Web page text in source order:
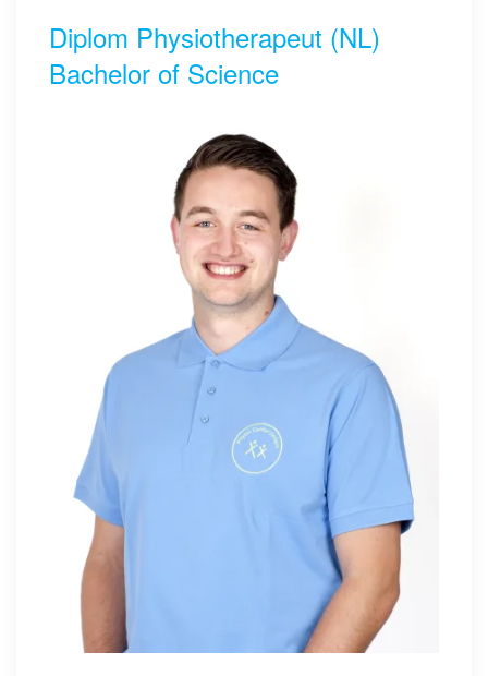
Diplom Physiotherapeut (NL)
Bachelor of Science